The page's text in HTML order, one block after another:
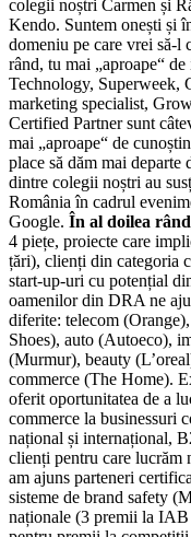
colegii noștri Carmen și
Kendo. Suntem onești și
domeniu pe care vrei să-l
rând, tu mai „aproape“
Technology, Superweek,
marketing specialist,
Certified Partner sunt
mai „aproape“ de
place să dăm mai departe
dintre colegii noștri au
România în cadrul
Google. În al doilea
4 piețe, proiecte care
țări), clienți din categoria
start-up-uri cu potențial
oamenilor din DRA ne
diferite: telecom
Shoes), auto (Autoeco),
(Murmur), beauty
commerce (The Home).
oferit oportunitatea de a
commerce la businessuri
național și internațional,
clienți pentru care lucrăm
am ajuns parteneri
sisteme de brand safety
naționale (3 premii la